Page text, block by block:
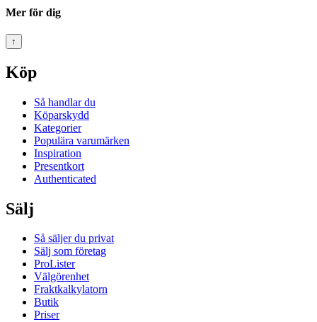
Mer för dig
↑
Köp
Så handlar du
Köparskydd
Kategorier
Populära varumärken
Inspiration
Presentkort
Authenticated
Sälj
Så säljer du privat
Sälj som företag
ProLister
Välgörenhet
Fraktkalkylatorn
Butik
Priser